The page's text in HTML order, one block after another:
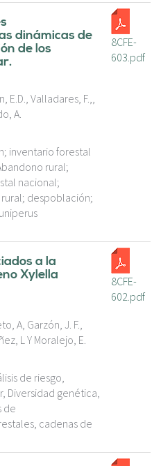
dinámicas de
de los
E.D., Valladares, F.,,
A.
inventario forestal
rural;
nacional;
despoblación;
8CFE-
603.pdf
a la
Xylella
A, Garzón, J. F.,
L Y Moralejo, E.
de riesgo,
Diversidad genética,
de
cadenas de
8CFE-
602.pdf